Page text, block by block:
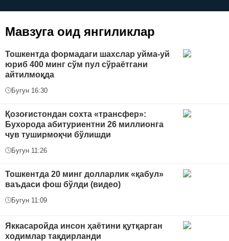
Мавзуга оид янгиликлар
Тошкентда формадаги шахслар уйма-уй
юриб 400 минг сўм пул сўраётгани
айтилмоқда
Бугун 16:30
Қозоғистондан сохта «трансфер»:
Бухорода абитуриентни 26 миллионга
чув туширмоқчи бўлишди
Бугун 11:26
Тошкентда 20 минг долларлик «қабул»
ваъдаси фош бўлди (видео)
Бугун 11:09
Яккасаройда инсон ҳаётини қутқарган
ходимлар тақдирланди